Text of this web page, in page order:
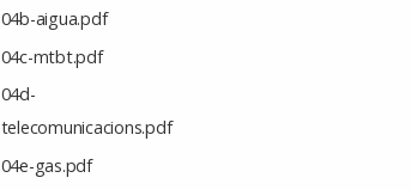
04b-aigua.pdf
04c-mtbt.pdf
04d-
telecomunicacions.pdf
04e-gas.pdf